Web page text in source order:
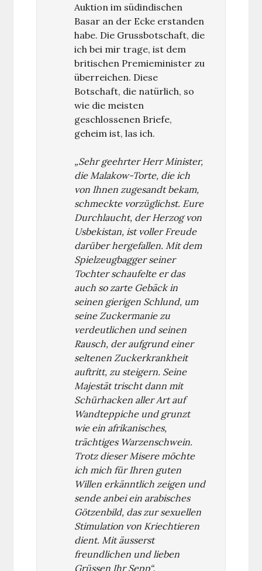
Auktion im südindischen
Basar an der Ecke erstanden
habe. Die Grussbotschaft, die
ich bei mir trage, ist dem
britischen Premieminister zu
überreichen. Diese
Botschaft, die natürlich, so
wie die meisten
geschlossenen Briefe,
geheim ist, las ich.
„Sehr geehrter Herr Minister,
die Malakow-Torte, die ich
von Ihnen zugesandt bekam,
schmeckte vorzüglichst. Eure
Durchlaucht, der Herzog von
Usbekistan, ist voller Freude
darüber hergefallen. Mit dem
Spielzeugbagger seiner
Tochter schaufelte er das
auch so zarte Gebäck in
seinen gierigen Schlund, um
seine Zuckermanie zu
verdeutlichen und seinen
Rausch, der aufgrund einer
seltenen Zuckerkrankheit
auftritt, zu steigern. Seine
Majestät trischt dann mit
Schürhacken aller Art auf
Wandteppiche und grunzt
wie ein afrikanisches,
trächtiges Warzenschwein.
Trotz dieser Misere möchte
ich mich für Ihren guten
Willen erkänntlich zeigen und
sende anbei ein arabisches
Götzenbild, das zur sexuellen
Stimulation von Kriechtieren
dient. Mit äusserst
freundlichen und lieben
Grüssen Ihr Sepp“.